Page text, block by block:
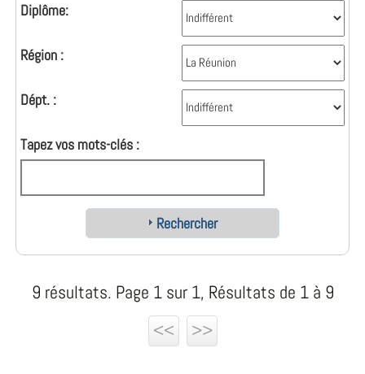
Diplôme:
Région :
Dépt. :
Tapez vos mots-clés :
Rechercher
9 résultats. Page 1 sur 1, Résultats de 1 à 9
<<
>>